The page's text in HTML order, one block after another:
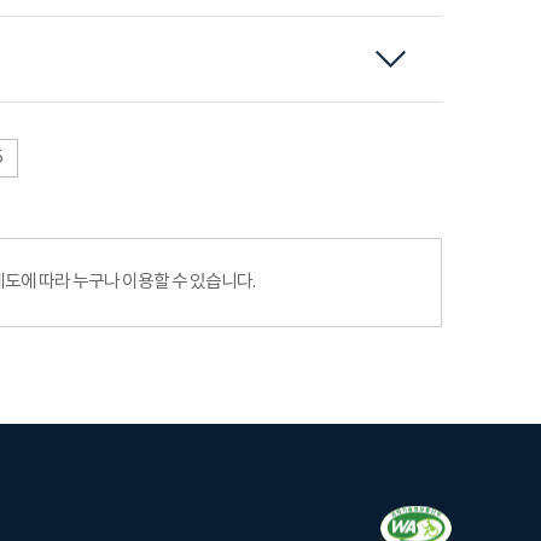
에 따라 누구나 이용할 수 있습니다.